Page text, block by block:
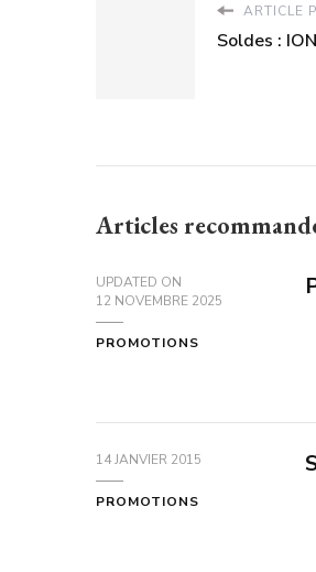
ARTICLE
Soldes :
Articles
UPDATED ON
12 NOVEMBRE 2025
PROMOTIONS
14 JANVIER 2015
PROMOTIONS